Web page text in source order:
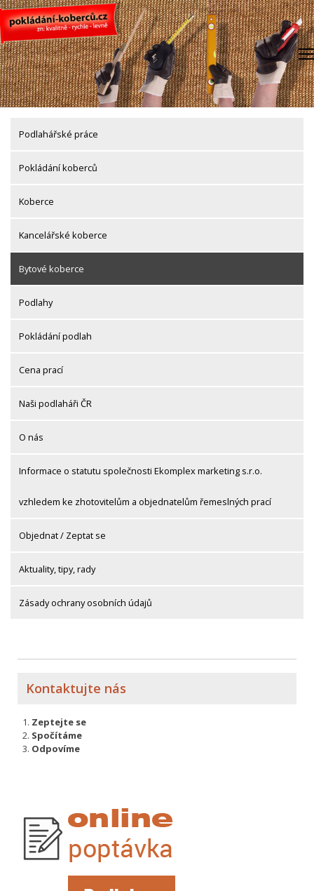
Skip
to
content
Podlahářské práce
Pokládání koberců
Koberce
Kancelářské koberce
Bytové koberce
Podlahy
Pokládání podlah
Cena prací
Naši podlaháři ČR
O nás
Informace o statutu společnosti Ekomplex marketing s.r.o.
vzhledem ke zhotovitelům a objednatelům řemeslných prací
Objednat / Zeptat se
Aktuality, tipy, rady
Zásady ochrany osobních údajů
Kontaktujte nás
Zeptejte se
Spočítáme
Odpovíme